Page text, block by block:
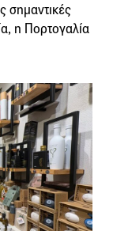
σημαντικές
η Πορτογαλία